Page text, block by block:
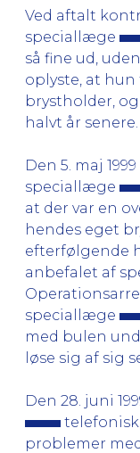
Ved aftalt
speciallæge
så fine ud,
oplyste, at hun
brystholder,
halvt år senere.
Den 5. maj
speciallæge
at der var en
hendes eget
efterfølgende
anbefalet af
speciallæge
med bulen
løse sig af sig
Den 28. juni
problemer